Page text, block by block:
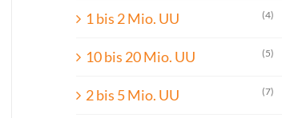
1 bis 2 Mio. UU (4)
10 bis 20 Mio. UU (5)
2 bis 5 Mio. UU (7)